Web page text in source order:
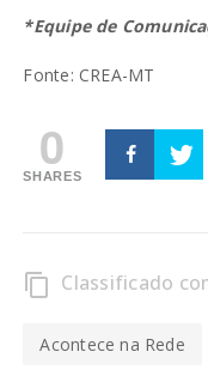
*Equipe de
Fonte: CREA-MT
0
SHARES
content_copy Classificado
Acontece na Rede